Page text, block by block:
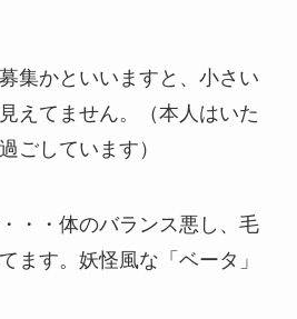
集かといいますと、小さい
えてません。（本人はいた
ごしています）
・・体のバランス悪し、毛
ます。妖怪風な「ベータ」